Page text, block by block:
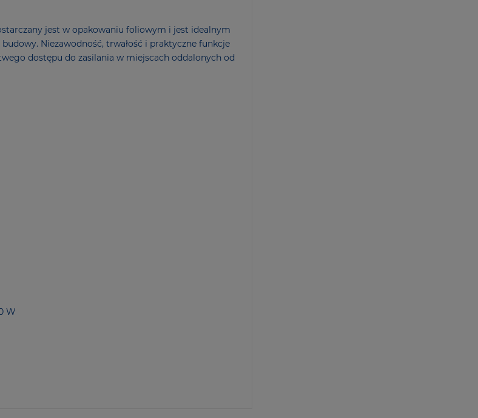
jest w opakowaniu foliowym i jest idealnym
Niezawodność, trwałość i praktyczne funkcje
dostępu do zasilania w miejscach oddalonych od
W